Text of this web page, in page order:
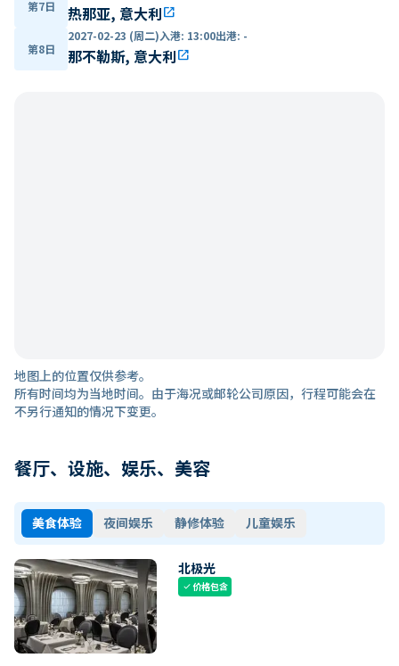
第7日 热那亚, 意大利open_in_new
第8日
2027-02-23 (周二)入港: 13:00出港: -
那不勒斯, 意大利open_in_new
地图上的位置仅供参考。
所有时间均为当地时间。由于海况或邮轮公司原因，行程可能会在
不另行通知的情况下变更。
餐厅、设施、娱乐、美容
美食体验 夜间娱乐 静修体验 儿童娱乐
北极光
check价格包含